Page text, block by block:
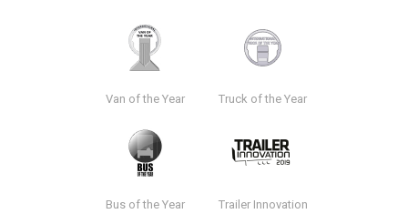
Van of the Year Truck of the Year
Bus of the Year Trailer Innovation